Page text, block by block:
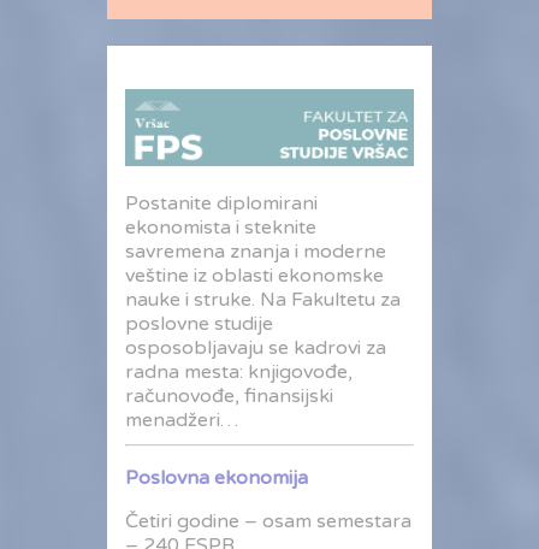
Postanite diplomirani
ekonomista i steknite
savremena znanja i moderne
veštine iz oblasti ekonomske
nauke i struke. Na Fakultetu za
poslovne studije
osposobljavaju se kadrovi za
radna mesta: knjigovođe,
računovođe, finansijski
menadžeri…
Poslovna ekonomija
Četiri godine – osam semestara